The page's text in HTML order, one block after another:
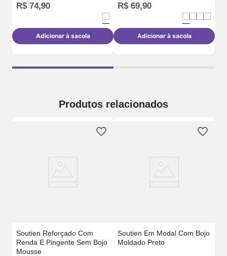
R$ 74,90
Adicionar à sacola
R$ 69,90
Adicionar à sacola
Produtos relacionados
Soutien Reforçado Com
Renda E Pingente Sem Bojo
Mousse
Soutien Em Modal Com Bojo
Moldado Preto